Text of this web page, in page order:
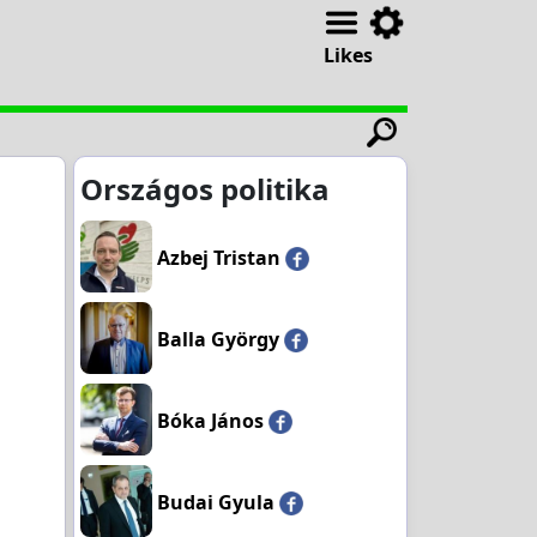
Likes
Országos politika
Azbej Tristan
Balla György
Bóka János
Budai Gyula